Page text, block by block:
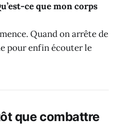
ce que mon corps
Quand on arrête de
pour enfin écouter le
que combattre